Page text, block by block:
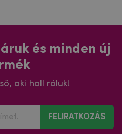
és minden új
aki hall róluk!
FELIRATKOZÁS